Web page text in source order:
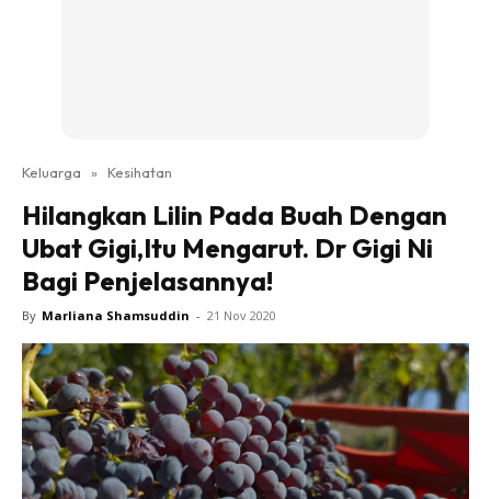
Keluarga » Kesihatan
Hilangkan Lilin Pada Buah Dengan
Ubat Gigi,Itu Mengarut. Dr Gigi Ni
Bagi Penjelasannya!
By Marliana Shamsuddin - 21 Nov 2020